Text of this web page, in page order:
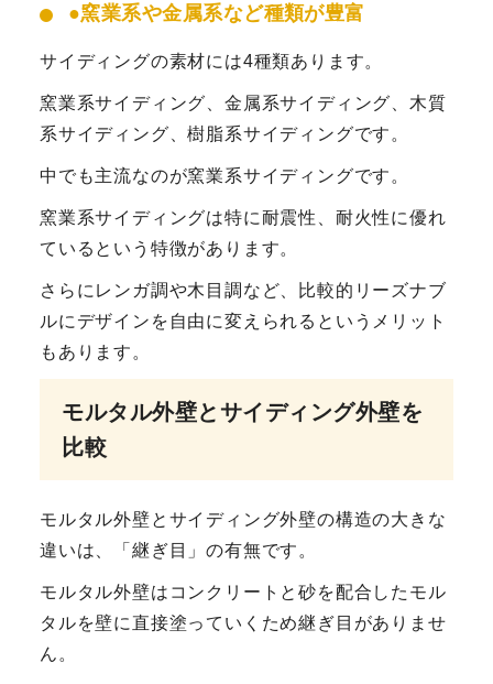
●窯業系や金属系など種類が豊富
サイディングの素材には4種類あります。
窯業系サイディング、金属系サイディング、木質
系サイディング、樹脂系サイディングです。
中でも主流なのが窯業系サイディングです。
窯業系サイディングは特に耐震性、耐火性に優れ
ているという特徴があります。
さらにレンガ調や木目調など、比較的リーズナブ
ルにデザインを自由に変えられるというメリット
もあります。
モルタル外壁とサイディング外壁を
比較
モルタル外壁とサイディング外壁の構造の大きな
違いは、「継ぎ目」の有無です。
モルタル外壁はコンクリートと砂を配合したモル
タルを壁に直接塗っていくため継ぎ目がありませ
ん。